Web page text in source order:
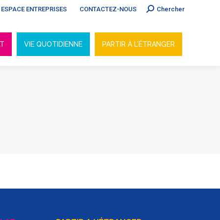
ESPACE ENTREPRISES CONTACTEZ-NOUS Search:Chercher
VIE QUOTIDIENNE PARTIR À L’ÉTRANGER